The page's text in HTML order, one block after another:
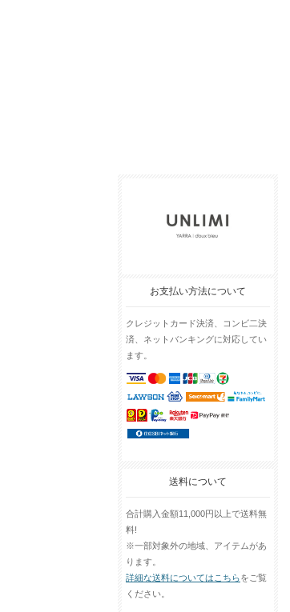
お支払い方法について
クレジットカード決済、コンビ二決
済、ネットバンキングに対応してい
ます。
送料について
合計購入金額11,000円以上で送料無
料!
※一部対象外の地域、アイテムがあ
ります。
詳細な送料についてはこちらをご覧
ください。